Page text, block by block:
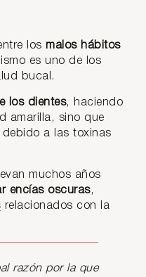
los malos hábitos
es uno de los
bucal.
los dientes, haciendo
amarilla, sino que
a las toxinas
muchos años
encías oscuras,
relacionados con la
razón por la que